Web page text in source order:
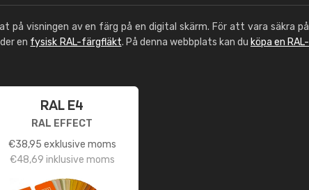
visningen av en färg på en digital skärm. För att vara säkra på
en fysisk RAL-färgfläkt. På denna webbplats kan du köpa en RAL-
RAL E4
RAL EFFECT
€38,95 exklusive moms
€48,69 inklusive moms